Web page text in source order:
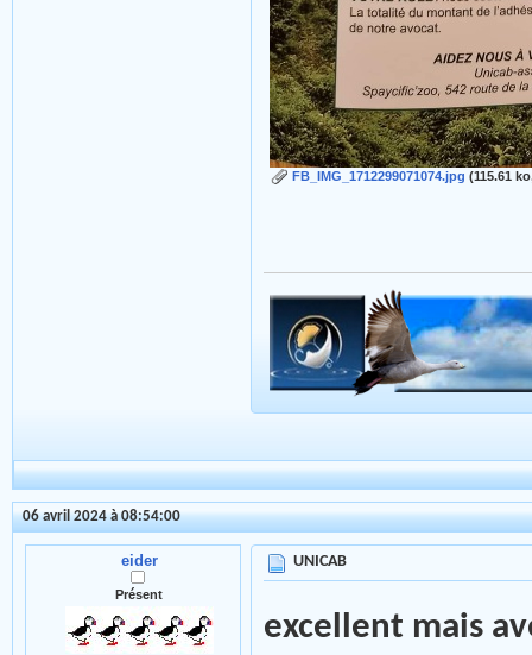
FB_IMG_1712299071074.jpg (115.61
06 avril 2024 à 08:54:00
eider
Présent
UNICAB
excellent mais